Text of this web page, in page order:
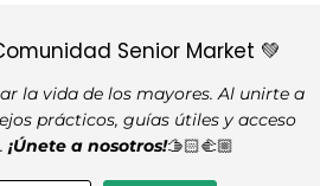
Senior Market 💚
la vida de los mayores. Al unirte a
prácticos, guías útiles y acceso
¡Únete a nosotros!🫱🏻‍🫲🏼